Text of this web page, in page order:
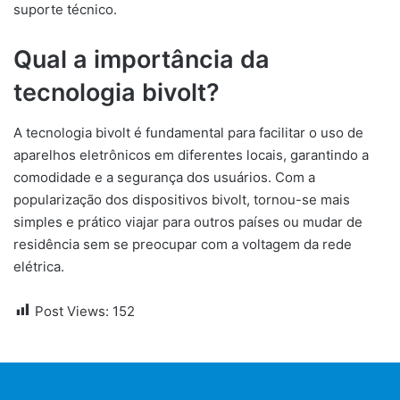
suporte técnico.
Qual a importância da
tecnologia bivolt?
A tecnologia bivolt é fundamental para facilitar o uso de
aparelhos eletrônicos em diferentes locais, garantindo a
comodidade e a segurança dos usuários. Com a
popularização dos dispositivos bivolt, tornou-se mais
simples e prático viajar para outros países ou mudar de
residência sem se preocupar com a voltagem da rede
elétrica.
Post Views: 152